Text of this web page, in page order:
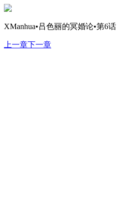
XManhua•吕色丽的冥婚论•第6话
上一章下一章